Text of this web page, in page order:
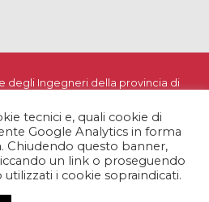
degli Ingegneri della provincia di
-Note Legali -Dichiarazione di
tecnici e, quali cookie di
Google Analytics in forma
Chiudendo questo banner,
un link o proseguendo
utilizzati i cookie sopraindicati.